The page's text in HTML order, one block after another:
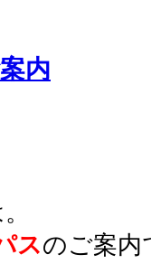
内
スのご案内